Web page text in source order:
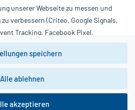
Für den Widerruf einer Bestellung
und Bewertungen
unserer Webseite zu messen und
verbessern (Criteo, Google Signals,
Tracking, Facebook Pixel,
hin, dass die
Anforderungen gem. EU-
und ein Datentransfer in Drittstaaten bzw.
werden, kann nicht geprüft und
speichern
Alle ablehnen
akzeptieren